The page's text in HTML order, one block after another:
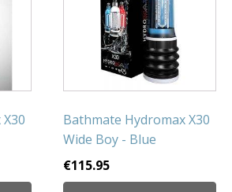
Bathmate Hydromax X30
Wide Boy - Blue
€115.95